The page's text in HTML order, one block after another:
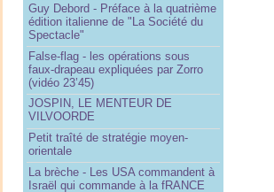
Guy Debord - Préface à la quatrième
édition italienne de "La Société du
Spectacle"
False-flag - les opérations sous
faux-drapeau expliquées par Zorro
(vidéo 23’45)
JOSPIN, LE MENTEUR DE
VILVOORDE
Petit traîté de stratégie moyen-
orientale
La brèche - Les USA commandent à
Israël qui commande à la fRANCE